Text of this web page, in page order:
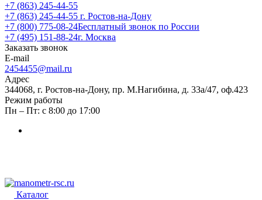
+7 (863) 245-44-55
+7 (863) 245-44-55 г. Ростов-на-Дону
+7 (800) 775-08-24Бесплатный звонок по России
+7 (495) 151-88-24г. Москва
Заказать звонок
E-mail
2454455@mail.ru
Адрес
344068, г. Ростов-на-Дону, пр. М.Нагибина, д. 33а/47, оф.423
Режим работы
Пн – Пт: с 8:00 до 17:00
Каталог